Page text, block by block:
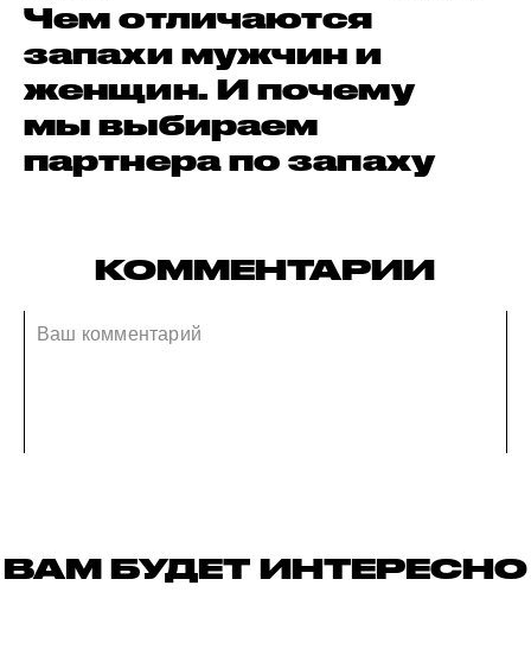
Чем отличаются
запахи мужчин и
женщин. И почему
мы выбираем
партнера по запаху
КОММЕНТАРИИ
ВАМ БУДЕТ ИНТЕРЕСНО